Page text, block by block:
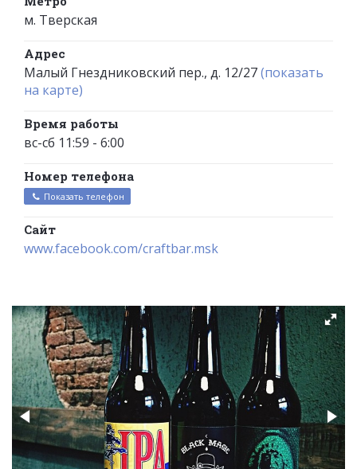
м. Тверская
Адрес
Малый Гнездниковский пер., д. 12/27(показать
на карте)
Время работы
вс-сб 11:59 - 6:00
Номер телефона
Показать телефон
Сайт
www.facebook.com/craftbar.msk